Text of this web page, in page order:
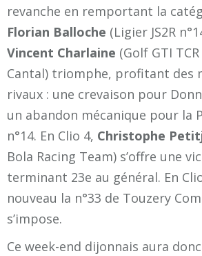
revanche en remportant la
Florian Balloche (Ligier JS2R
Vincent Charlaine (Golf GTI
Cantal) triomphe, profitant des
rivaux : une crevaison pour
un abandon mécanique pour la
n°14. En Clio 4, Christophe
Bola Racing Team) s’offre une
terminant 23e au général. En
nouveau la n°33 de Touzery
s’impose.
Ce week-end dijonnais aura